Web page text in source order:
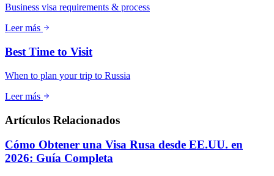
Business visa requirements & process
Leer más
Best Time to Visit
When to plan your trip to Russia
Leer más
Artículos Relacionados
Cómo Obtener una Visa Rusa desde EE.UU. en
2026: Guía Completa